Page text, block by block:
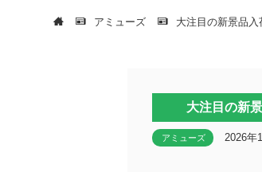
アミューズ 大注目の新景品
大注目の新
アミューズ 2026年